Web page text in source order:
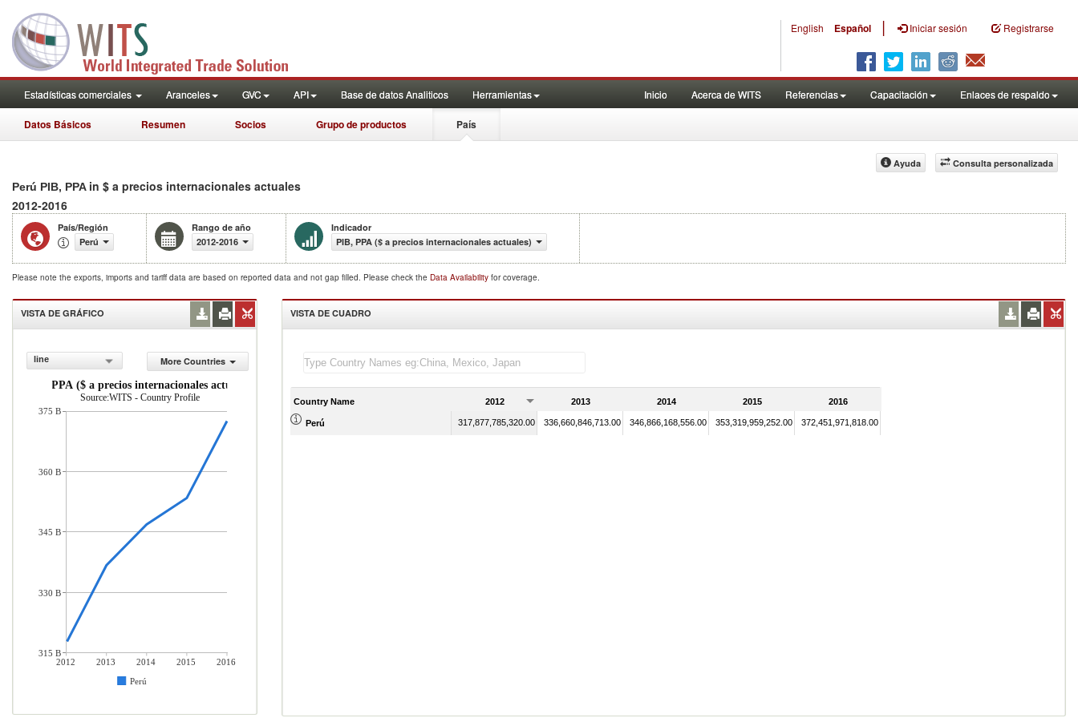
English Español | Iniciar sesión Registrarse
Estadísticas comerciales Aranceles GVC API Base de datos Analiticos Herramientas Inicio Acerca de WITS Referencias Capacitación Enlaces de respaldo
Datos Básicos Resumen Socios Grupo de productos País
Consulta personalizada
Ayuda
Perú PIB, PPA in $ a precios internacionales actuales
2012-2016
País/Región
Perú
Rango de año
2012-2016
Indicador
PIB, PPA ($ a precios internacionales actuales)
Please note the exports, imports and tariff data are based on reported data and not gap filled. Please check the Data Availability for coverage.
VISTA DE GRÁFICO
line
More Countries
PIB, PPA ($ a precios internacionales actuales)
Source:WITS - Country Profile
2012 2013 2014 2015
2016
Perú
375 B
360 B
345 B
330 B
315 B
VISTA DE CUADRO
Country Name 2012 2013 2014 2015 2016
Perú 317,877,785,320.00 336,660,846,713.00 346,866,168,556.00 353,319,959,252.00 372,451,971,818.00